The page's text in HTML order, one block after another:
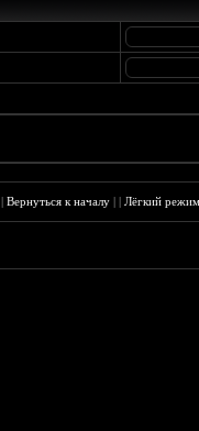
|Вернуться к началу ||Лёгкий